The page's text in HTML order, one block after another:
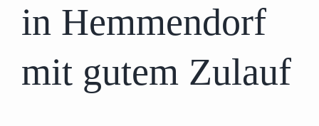
in Hemmendorf
mit gutem Zulauf